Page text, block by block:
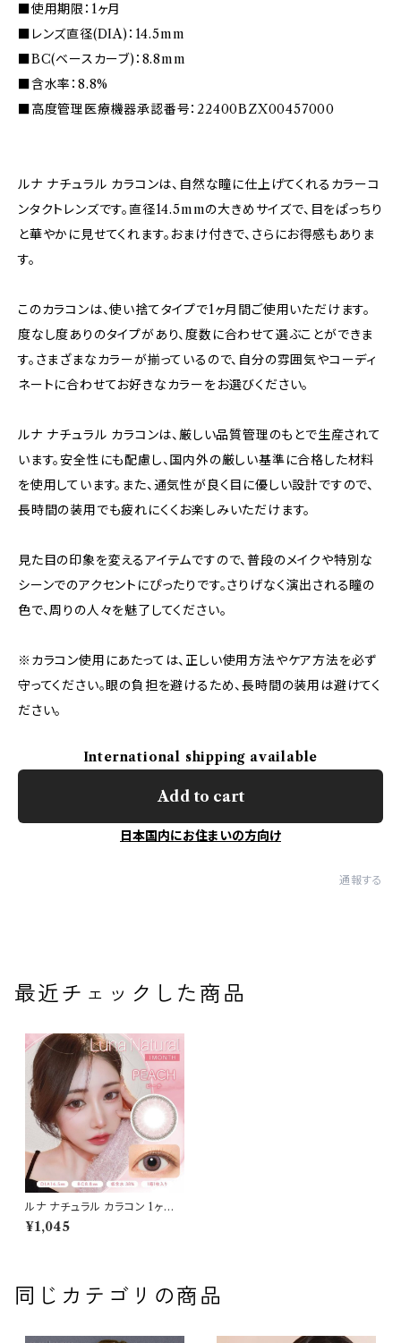
■使用期限：1ヶ月
■レンズ直径(DIA)：14.5mm
■BC(ベースカーブ)：8.8mm
■含水率：8.8%
■高度管理医療機器承認番号：22400BZX00457000
ルナ ナチュラル カラコンは、自然な瞳に仕上げてくれるカラーコ
ンタクトレンズです。直径14.5mmの大きめサイズで、目をぱっちり
と華やかに見せてくれます。おまけ付きで、さらにお得感もありま
す。
このカラコンは、使い捨てタイプで1ヶ月間ご使用いただけます。
度なし度ありのタイプがあり、度数に合わせて選ぶことができま
す。さまざまなカラーが揃っているので、自分の雰囲気やコーディ
ネートに合わせてお好きなカラーをお選びください。
ルナ ナチュラル カラコンは、厳しい品質管理のもとで生産されて
います。安全性にも配慮し、国内外の厳しい基準に合格した材料
を使用しています。また、通気性が良く目に優しい設計ですので、
長時間の装用でも疲れにくくお楽しみいただけます。
見た目の印象を変えるアイテムですので、普段のメイクや特別な
シーンでのアクセントにぴったりです。さりげなく演出される瞳の
色で、周りの人々を魅了してください。
※カラコン使用にあたっては、正しい使用方法やケア方法を必ず
守ってください。眼の負担を避けるため、長時間の装用は避けてく
ださい。
International shipping available
Add to cart
日本国内にお住まいの方向け
通報する
最近チェックした商品
ルナ ナチュラル カラコン 1ヶ月
【ピーチnew】送料無料 1箱1
枚 14.5mm 度あり LUNA
¥1,045
同じカテゴリの商品